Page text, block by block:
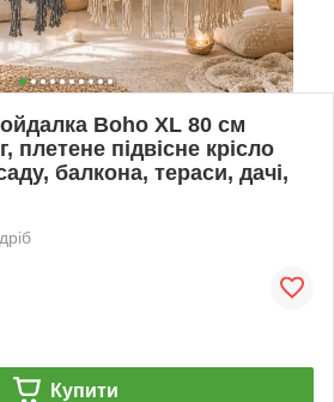
Boho XL 80 см
плетене підвісне крісло
балкона, тераси, дачі,
Купити